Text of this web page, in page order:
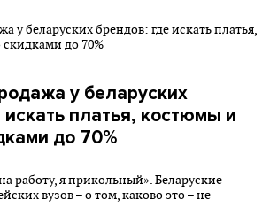
у беларуских
искать платья, костюмы и
до 70%